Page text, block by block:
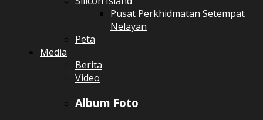
Pusat Perkhidmatan Setempat
Nelayan
Peta
Media
Berita
Video
Album Foto